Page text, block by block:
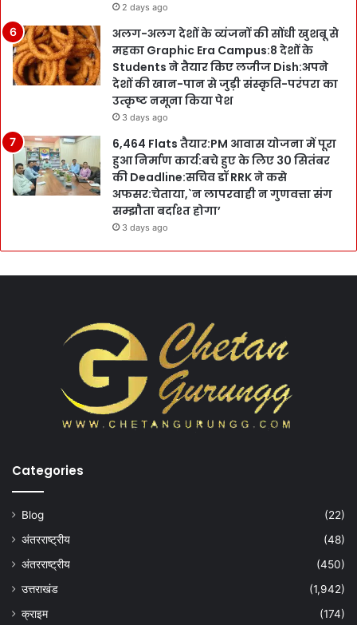
2 days ago
अलग-अलग देशों के व्यंजनों की सोंधी खुशबू से
महका Graphic Era Campus:8 देशों के
Students ने तैयार किए लजीज Dish:अपने
देशों की खान-पान से जुड़ी संस्कृति-परंपरा का
उत्कृष्ट नमूना किया पेश
3 days ago
6,464 Flats तैयार:PM आवास योजना में पूरा
हुआ निर्माण कार्य:बचे हुए के लिए 30 सितंबर
की Deadline:सचिव डॉ RRK ने कसे
अफसर:चेताया,`न लापरवाही न गुणवत्ता संग
सम्झौता बर्दाश्त होगा’
3 days ago
Categories
Blog
(22)
अंतरराष्ट्रीय
(48)
अंतरराष्ट्रीय
(450)
उत्तराखंड
(1,942)
क्राइम
(174)